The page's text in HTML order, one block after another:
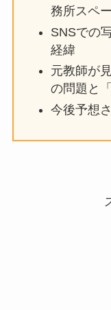
務所スペ
SNSでの
経緯
元教師が
の問題と
今後予想